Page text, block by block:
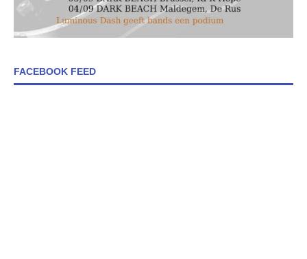
FACEBOOK FEED